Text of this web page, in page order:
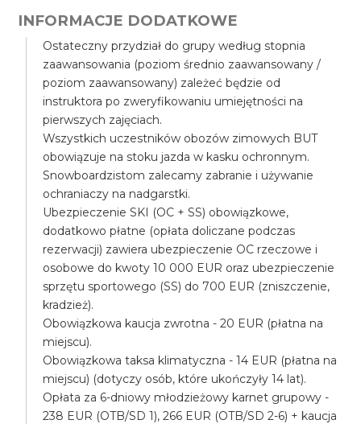
INFORMACJE DODATKOWE
Ostateczny przydział do grupy według stopnia
zaawansowania (poziom średnio zaawansowany /
poziom zaawansowany) zależeć będzie od
instruktora po zweryfikowaniu umiejętności na
pierwszych zajęciach.
Wszystkich uczestników obozów zimowych BUT
obowiązuje na stoku jazda w kasku ochronnym.
Snowboardzistom zalecamy zabranie i używanie
ochraniaczy na nadgarstki.
Ubezpieczenie SKI (OC + SS) obowiązkowe,
dodatkowo płatne (opłata doliczane podczas
rezerwacji) zawiera ubezpieczenie OC rzeczowe i
osobowe do kwoty 10 000 EUR oraz ubezpieczenie
sprzętu sportowego (SS) do 700 EUR (zniszczenie,
kradzież).
Obowiązkowa kaucja zwrotna - 20 EUR (płatna na
miejscu).
Obowiązkowa taksa klimatyczna - 14 EUR (płatna na
miejscu) (dotyczy osób, które ukończyły 14 lat).
Opłata za 6-dniowy młodzieżowy karnet grupowy -
238 EUR (OTB/SD 1), 266 EUR (OTB/SD 2-6) + kaucja